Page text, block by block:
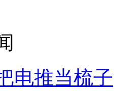
电推当梳子